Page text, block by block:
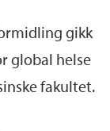
ved Det
gikk
global helse
fakultet.